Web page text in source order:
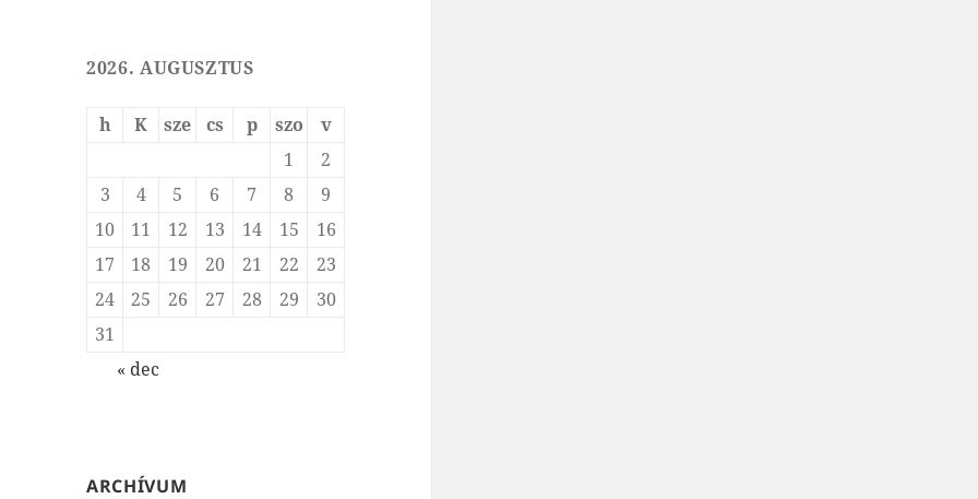
2026. AUGUSZTUS
h K sze cs p szo
v
1
2
3
4 5 6 7 8
9
10
11 12 13 14 15
16
17
18 19 20 21 22
23
24
25 26 27 28 29
30
31
« dec
ARCHÍVUM